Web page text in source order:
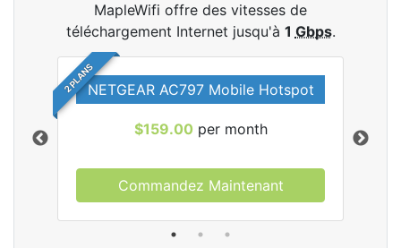
MapleWifi offre des vitesses de
téléchargement Internet jusqu'à 1 Gbps.
2 PLANSNETGEAR AC797 Mobile Hotspot
$159.00 per month
Commandez Maintenant